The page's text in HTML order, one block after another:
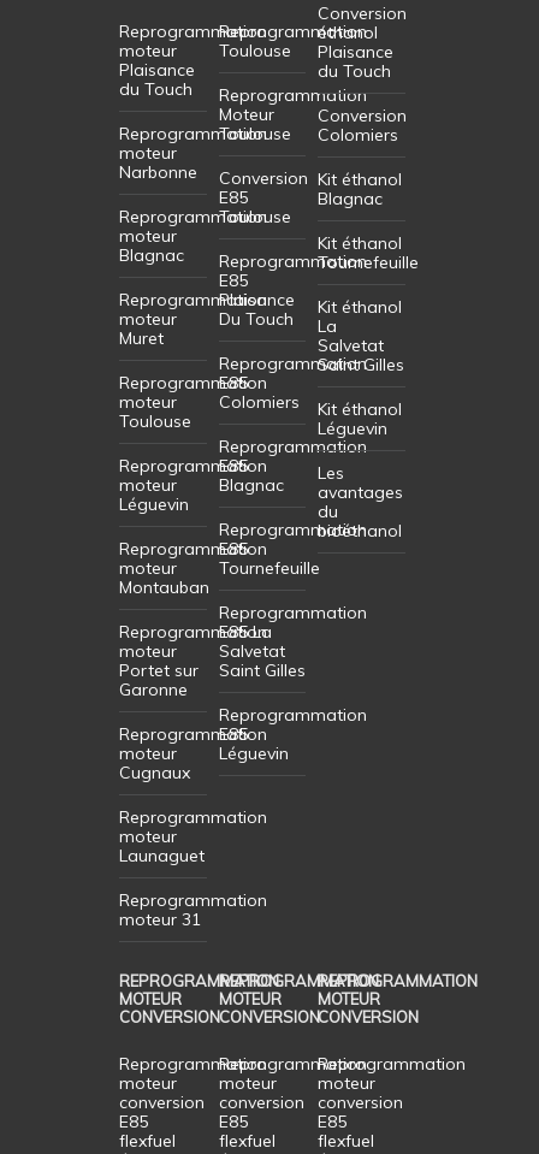
Reprogrammation
moteur
Plaisance
du Touch
Reprogrammation
moteur
Narbonne
Reprogrammation
moteur
Blagnac
Reprogrammation
moteur
Muret
Reprogrammation
moteur
Toulouse
Reprogrammation
moteur
Léguevin
Reprogrammation
moteur
Montauban
Reprogrammation
moteur
Portet sur
Garonne
Reprogrammation
moteur
Cugnaux
Reprogrammation
moteur
Launaguet
Reprogrammation
moteur 31
Reprogrammation
Toulouse
Reprogrammation
Moteur
Toulouse
Conversion
E85
Toulouse
Reprogrammation
E85
Plaisance
Du Touch
Reprogrammation
E85
Colomiers
Reprogrammation
E85
Blagnac
Reprogrammation
E85
Tournefeuille
Reprogrammation
E85 La
Salvetat
Saint Gilles
Reprogrammation
E85
Léguevin
Conversion
éthanol
Plaisance
du Touch
Conversion
Colomiers
Kit éthanol
Blagnac
Kit éthanol
Tournefeuille
Kit éthanol
La
Salvetat
Saint Gilles
Kit éthanol
Léguevin
Les
avantages
du
bioéthanol
REPROGRAMMATION
MOTEUR
CONVERSION
Reprogrammation
moteur
conversion
E85
flexfuel
REPROGRAMMATION
MOTEUR
CONVERSION
Reprogrammation
moteur
conversion
E85
flexfuel
REPROGRAMMATION
MOTEUR
CONVERSION
Reprogrammation
moteur
conversion
E85
flexfuel